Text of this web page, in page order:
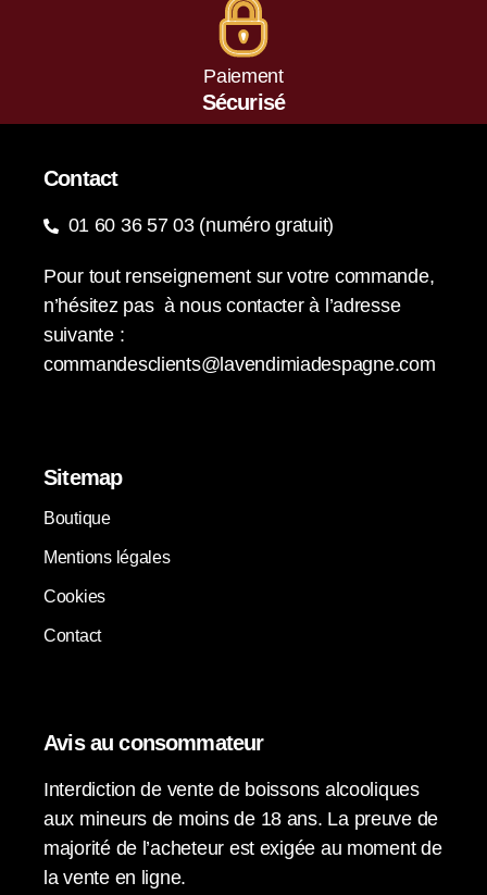
Paiement
Sécurisé
Contact
01 60 36 57 03 (numéro gratuit)
Pour tout renseignement sur votre commande,
n’hésitez pas à nous contacter à l’adresse
suivante :
commandesclients@lavendimiadespagne.com
Sitemap
Boutique
Mentions légales
Cookies
Contact
Avis au consommateur
Interdiction de vente de boissons alcooliques
aux mineurs de moins de 18 ans. La preuve de
majorité de l’acheteur est exigée au moment de
la vente en ligne.